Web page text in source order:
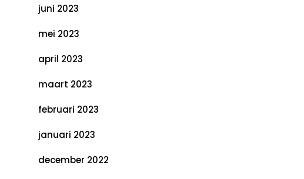
juni 2023
mei 2023
april 2023
maart 2023
februari 2023
januari 2023
december 2022